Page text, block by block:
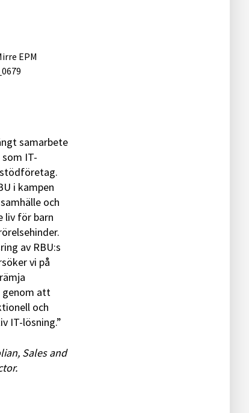
samarbete
som IT-
i kampen
och
liv för barn
av RBU:s
vi på
genom att
och
IT-lösning.”
Sales and